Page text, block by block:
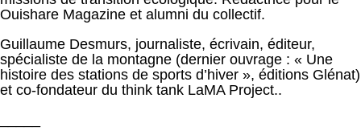
Ouishare Magazine et alumni du collectif.
Guillaume Desmurs, journaliste, écrivain, éditeur,
spécialiste de la montagne (dernier ouvrage : « Une
histoire des stations de sports d’hiver », éditions Glénat)
et co-fondateur du think tank LaMA Project..